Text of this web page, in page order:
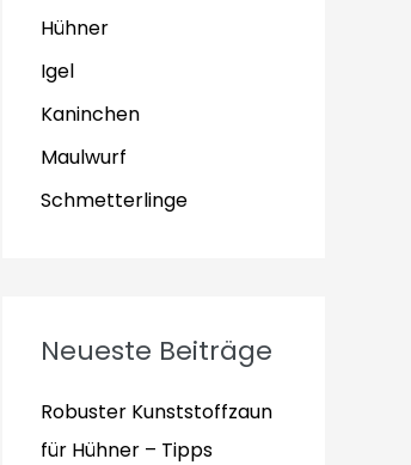
Hühner
Igel
Kaninchen
Maulwurf
Schmetterlinge
Neueste Beiträge
Robuster Kunststoffzaun
für Hühner – Tipps